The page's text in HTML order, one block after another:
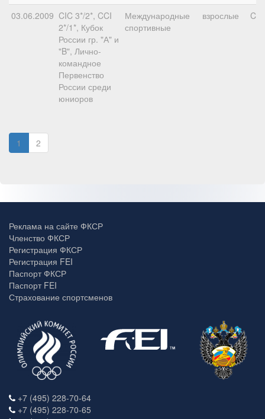
03.06.2009 CIC 3*/2*, CCI
2*/1*, Кубок
России гр. "А" и
"B", Лично-
командное
Первенство
России среди
юниоров
Международные
спортивные
взрослые
1 2
Реклама на сайте ФКСР
Членство ФКСР
Регистрация ФКСР
Регистрация FEI
Паспорт ФКСР
Паспорт FEI
Страхование спортсменов
+7 (495) 228-70-64
+7 (495) 228-70-65